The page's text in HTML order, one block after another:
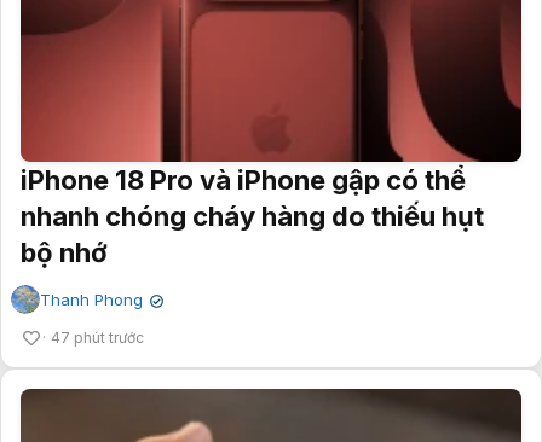
iPhone 18 Pro và iPhone gập có thể
nhanh chóng cháy hàng do thiếu hụt
bộ nhớ
Thanh Phong ✔
47 phút trước